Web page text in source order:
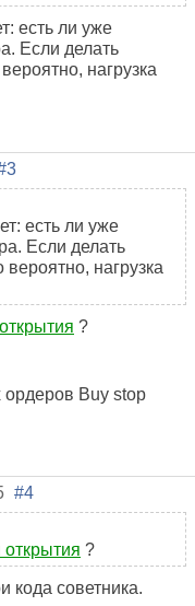
есть ли уже
Если делать
нагрузка
есть ли уже
Если делать
нагрузка
?
ордеров Buy stop
#4
?
кода советника.